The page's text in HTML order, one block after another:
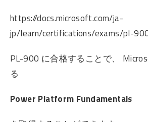
https://docs.microsoft.com/ja-
jp/learn/certifications/exams/pl-
PL-900 に合格することで、
る
Power Platform Fundamentals